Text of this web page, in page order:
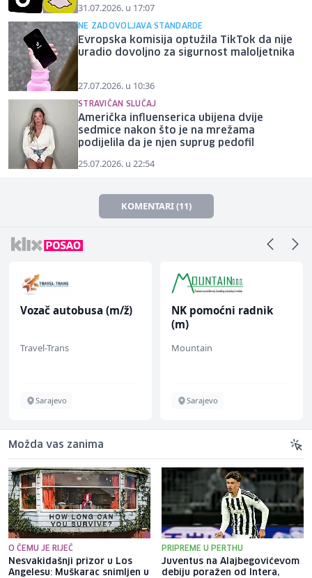
31.07.2026. u 17:07
NE ZADOVOLJAVA STANDARDE
Evropska komisija optužila TikTok da nije
uradio dovoljno za sigurnost maloljetnika
27.07.2026. u 10:36
STRAVIČAN SLUČAJ
Američka influenserica ubijena dvije
sedmice nakon što je na mrežama
podijelila da je njen suprug pedofil
25.07.2026. u 22:54
KOMENTARI (11)
Vozač autobusa (m/ž)
Travel-Trans
Sarajevo
NK pomoćni radnik
(m)
Mountain
Sarajevo
Možda vas zanima
O ČEMU JE RIJEČ
Nesvakidašnji prizor u Los
Angelesu: Muškarac snimljen u
PRIPREME U PERTHU
Juventus na Alajbegovićevom
debiju poražen od Intera,